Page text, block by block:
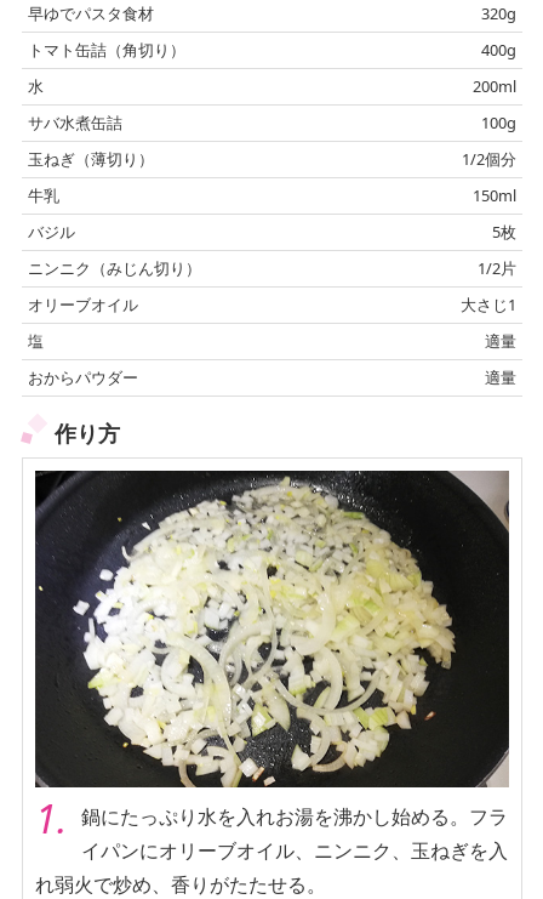
早ゆでパスタ食材
320g
トマト缶詰（角切り）
400g
水
200ml
サバ水煮缶詰
100g
玉ねぎ（薄切り）
1/2個分
牛乳
150ml
バジル
5枚
ニンニク（みじん切り）
1/2片
オリーブオイル
大さじ1
塩
適量
おからパウダー
適量
作り方
1.
鍋にたっぷり水を入れお湯を沸かし始める。フラ
イパンにオリーブオイル、ニンニク、玉ねぎを入
れ弱火で炒め、香りがたたせる。